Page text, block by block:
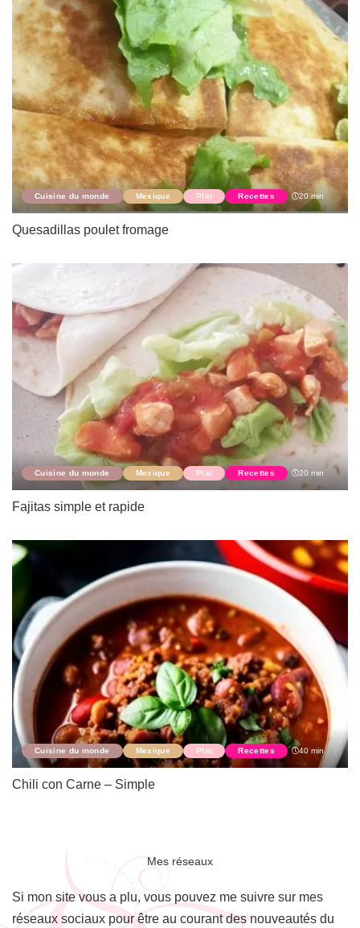
Cuisine du monde Mexique Plat Recettes 20 min
Quesadillas poulet fromage
Cuisine du monde Mexique Plat Recettes 20 min
Fajitas simple et rapide
Cuisine du monde Mexique Plat Recettes 40 min
Chili con Carne – Simple
Mes réseaux
Si mon site vous a plu, vous pouvez me suivre sur mes
réseaux sociaux pour être au courant des nouveautés du